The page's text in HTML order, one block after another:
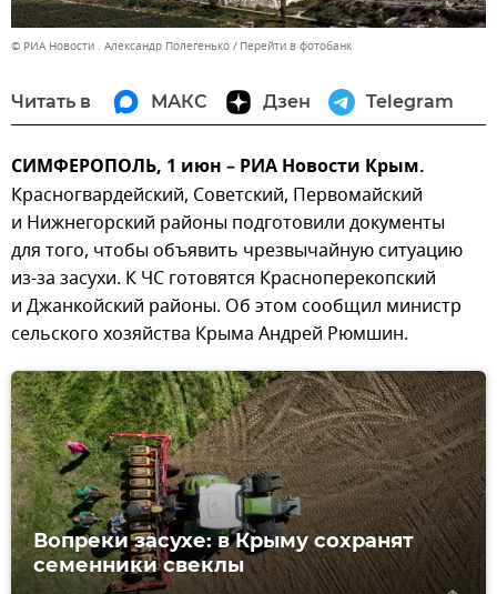
© РИА Новости . Александр Полегенько Перейти в фотобанк
Читать в МАКС Дзен Telegram
СИМФЕРОПОЛЬ, 1 июн – РИА Новости Крым.
Красногвардейский, Советский, Первомайский
и Нижнегорский районы подготовили документы
для того, чтобы объявить чрезвычайную ситуацию
из-за засухи. К ЧС готовятся Красноперекопский
и Джанкойский районы. Об этом сообщил министр
сельского хозяйства Крыма Андрей Рюмшин.
Вопреки засухе: в Крыму сохранят
семенники свеклы